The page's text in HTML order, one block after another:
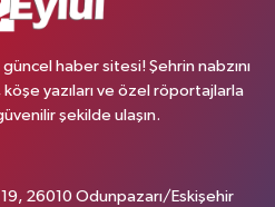
haber sitesi! Şehrin nabzını
yazıları ve özel röportajlarla
şekilde ulaşın.
26010 Odunpazarı/Eskişehir